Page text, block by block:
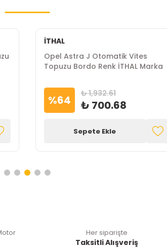
İTHAL
Opel Astra J Otomatik Vites
Topuzu Bordo Renk İTHAL Marka
%64 ₺ 1,932.61
₺ 700.68
Sepete Ekle
Her siparişte
Taksitli Alışveriş